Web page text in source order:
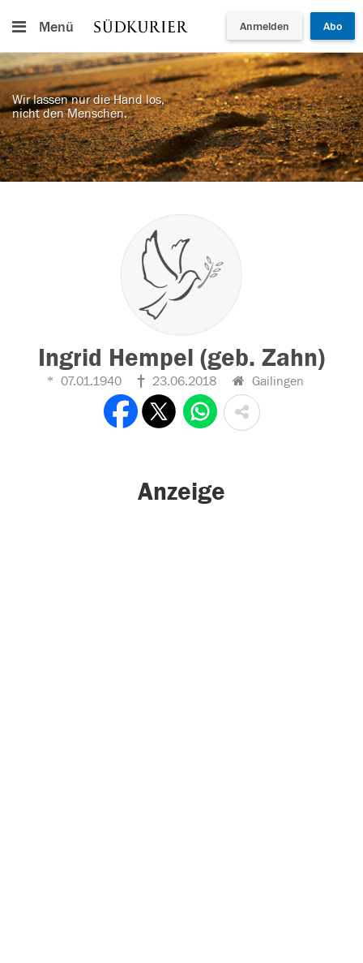
Menü Anmelden Abo
Wir lassen nur die Hand los,
nicht den Menschen.
Ingrid Hempel (geb. Zahn)
07.01.1940 23.06.2018 Gailingen
Anzeige